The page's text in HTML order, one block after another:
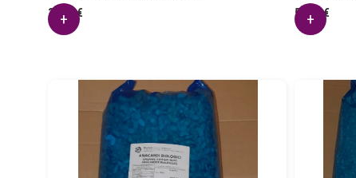
31.16€
50.70€